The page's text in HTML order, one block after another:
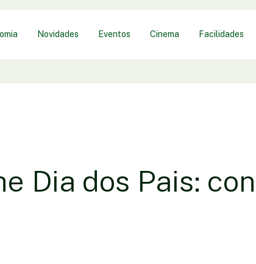
Novidades Eventos Cinema Facilidades
Dia dos Pais: